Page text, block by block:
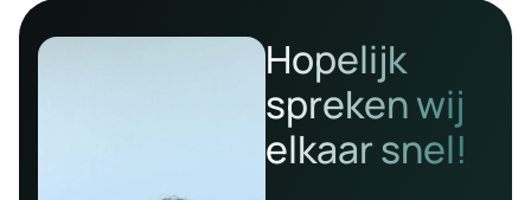
Hopelijk
spreken wij
elkaar snel!